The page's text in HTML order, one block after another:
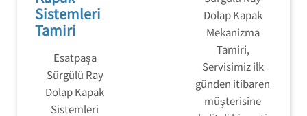
Sistemleri
Tamiri
Esatpaşa
Sürgülü Ray
Dolap Kapak
Sistemleri
Dolap Kapak
Mekanizma
Tamiri,
Servisimiz ilk
günden itibaren
müşterisine